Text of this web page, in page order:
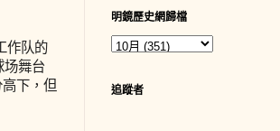
作队的
场舞台
下，但
明鏡歷史網歸檔
追蹤者